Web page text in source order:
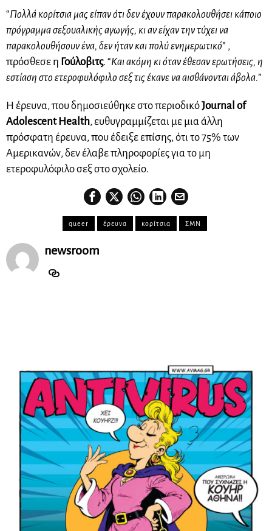
“Πολλά κορίτσια μας είπαν ότι δεν έχουν παρακολουθήσει κάποιο
πρόγραμμα σεξουαλικής αγωγής, κι αν είχαν την τύχει να
παρακολουθήσουν ένα, δεν ήταν και πολύ ενημερωτικό” ,
πρόσθεσε η Γούλοβιτς. “Και ακόμη κι όταν έθεσαν ερωτήσεις, η
εστίαση στο ετεροφυλόφιλο σεξ τις έκανε να αισθάνονται άβολα. ”
Η έρευνα, που δημοσιεύθηκε στο περιοδικόJournal of
Adolescent Health, ευθυγραμμίζεται με μια άλλη
πρόσφατη έρευνα, που έδειξε επίσης, ότι το 75% των
Αμερικανών, δεν έλαβε πληροφορίες για το μη
ετεροφυλόφιλο σεξ στο σχολείο.
queer έρευνα κορίτσια ΣΜΝ
newsroom